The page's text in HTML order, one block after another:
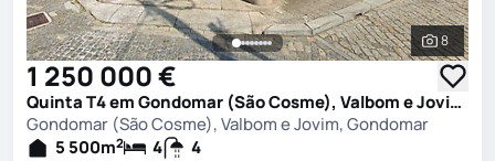
Ver
8
1 250 000 €
Quinta T4 em Gondomar (São Cosme), Valbom e Jovim, Gondomar
Gondomar (São Cosme), Valbom e Jovim, Gondomar
5 500m2 4 4